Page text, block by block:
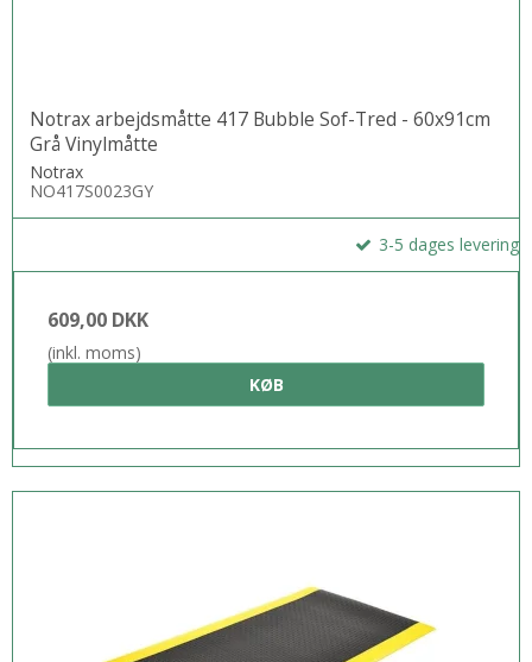
Notrax arbejdsmåtte 417 Bubble Sof-Tred - 60x91cm
Grå Vinylmåtte
Notrax
NO417S0023GY
3-5 dages levering
609,00 DKK
(inkl. moms)
KØB